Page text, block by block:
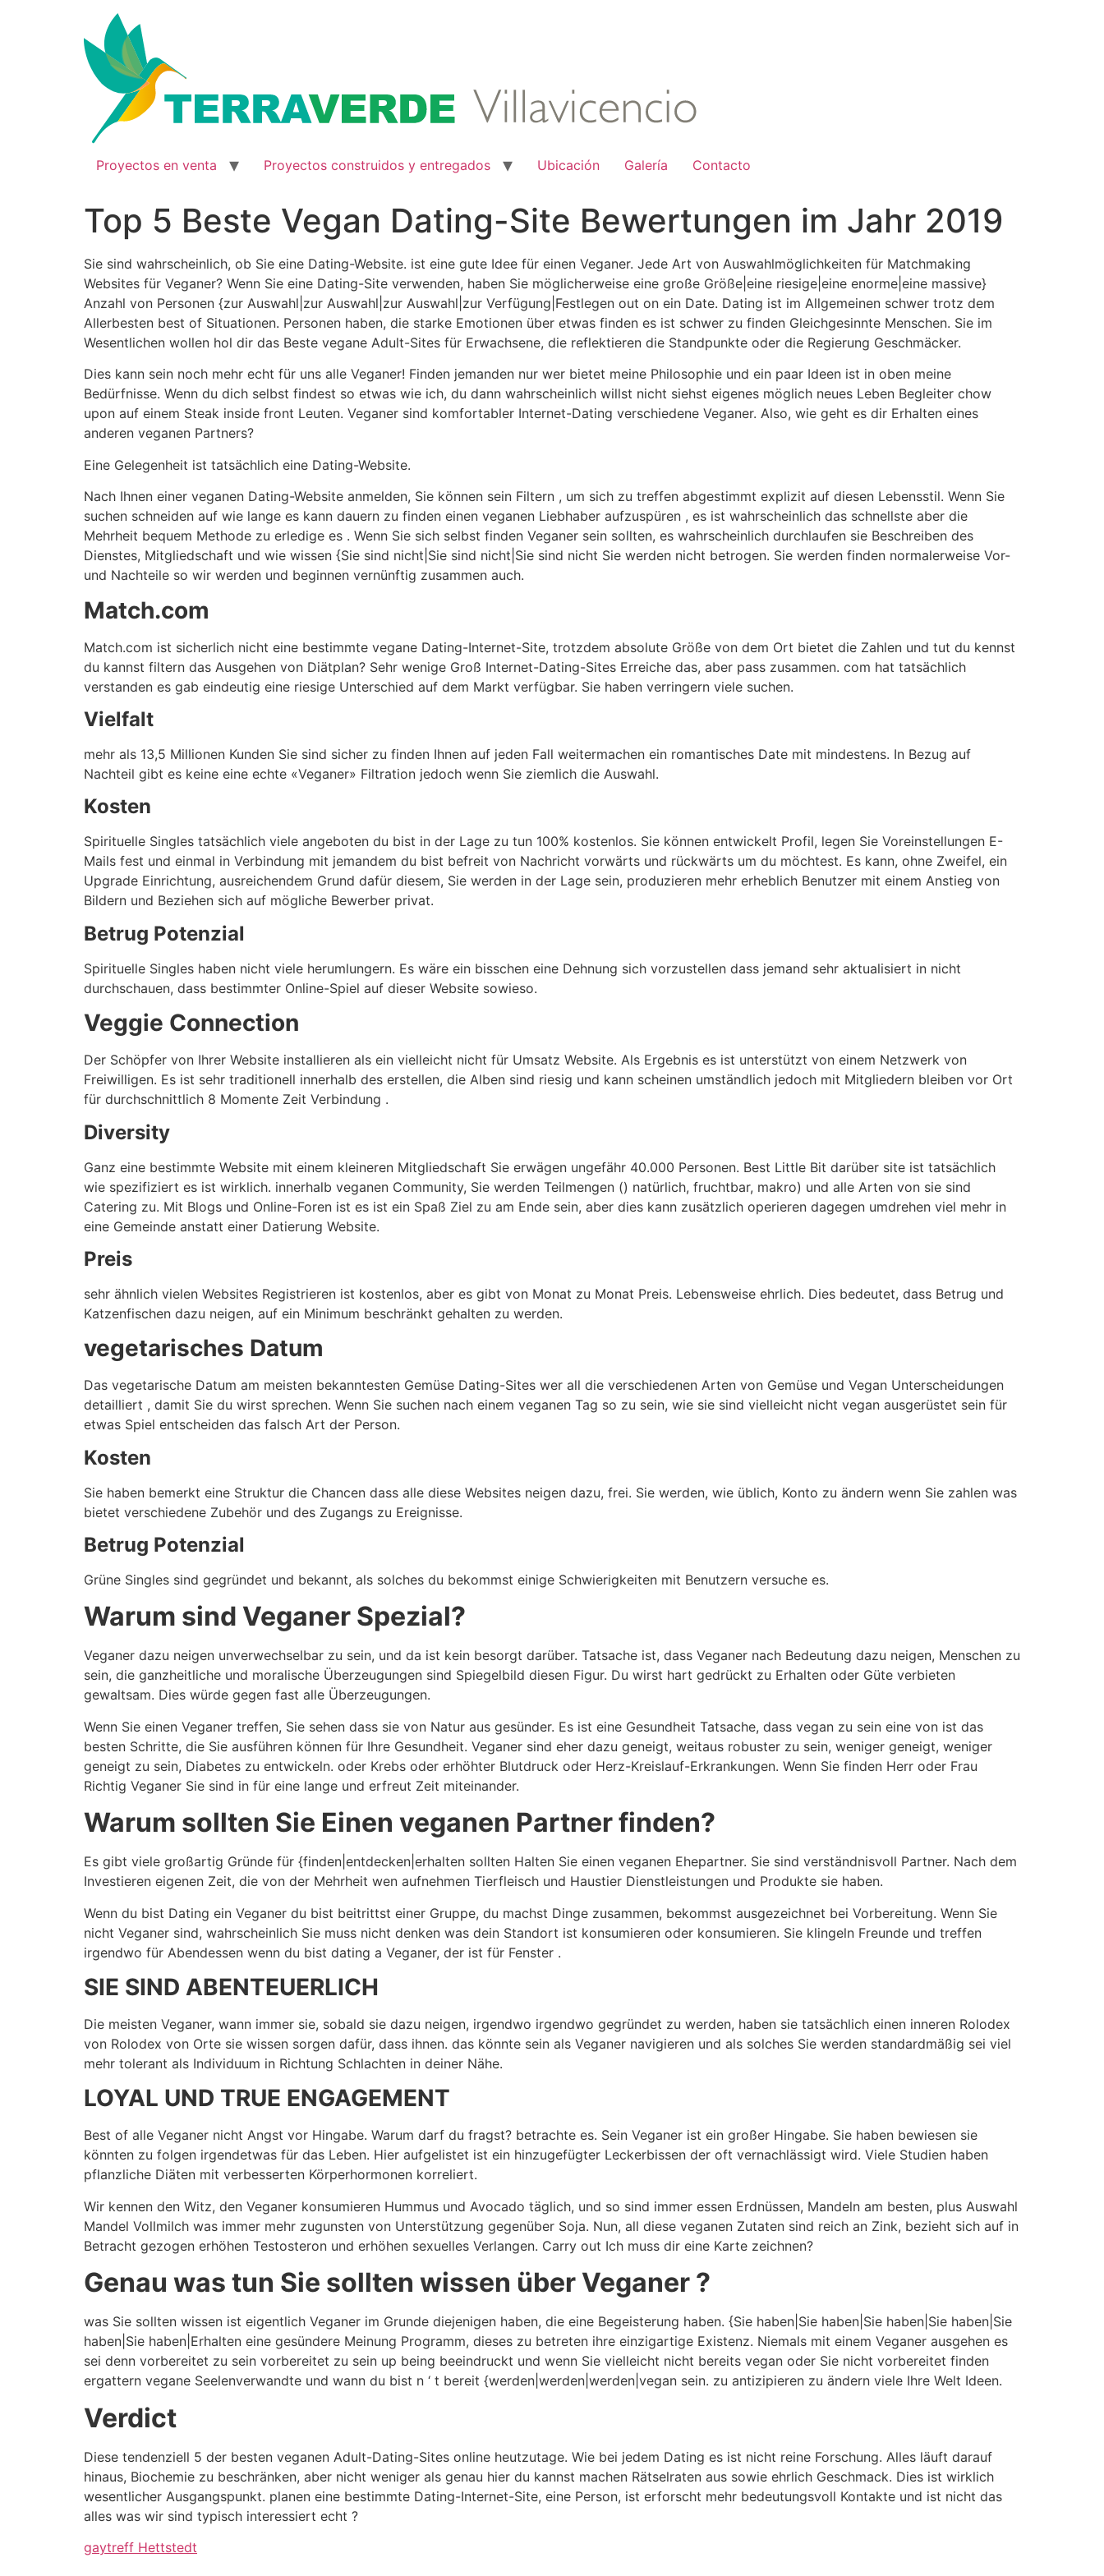
Proyectos en venta Proyectos construidos y entregados Ubicación Galería Contacto
Top 5 Beste Vegan Dating-Site Bewertungen im Jahr 2019
Sie sind wahrscheinlich, ob Sie eine Dating-Website. ist eine gute Idee für einen Veganer. Jede Art von Auswahlmöglichkeiten für Matchmaking
Websites für Veganer? Wenn Sie eine Dating-Site verwenden, haben Sie möglicherweise eine große Größe|eine riesige|eine enorme|eine massive}
Anzahl von Personen {zur Auswahl|zur Auswahl|zur Auswahl|zur Verfügung|Festlegen out on ein Date. Dating ist im Allgemeinen schwer trotz dem
Allerbesten best of Situationen. Personen haben, die starke Emotionen über etwas finden es ist schwer zu finden Gleichgesinnte Menschen. Sie im
Wesentlichen wollen hol dir das Beste vegane Adult-Sites für Erwachsene, die reflektieren die Standpunkte oder die Regierung Geschmäcker.
Dies kann sein noch mehr echt für uns alle Veganer! Finden jemanden nur wer bietet meine Philosophie und ein paar Ideen ist in oben meine
Bedürfnisse. Wenn du dich selbst findest so etwas wie ich, du dann wahrscheinlich willst nicht siehst eigenes möglich neues Leben Begleiter chow
upon auf einem Steak inside front Leuten. Veganer sind komfortabler Internet-Dating verschiedene Veganer. Also, wie geht es dir Erhalten eines
anderen veganen Partners?
Eine Gelegenheit ist tatsächlich eine Dating-Website.
Nach Ihnen einer veganen Dating-Website anmelden, Sie können sein Filtern , um sich zu treffen abgestimmt explizit auf diesen Lebensstil. Wenn Sie
suchen schneiden auf wie lange es kann dauern zu finden einen veganen Liebhaber aufzuspüren , es ist wahrscheinlich das schnellste aber die
Mehrheit bequem Methode zu erledige es . Wenn Sie sich selbst finden Veganer sein sollten, es wahrscheinlich durchlaufen sie Beschreiben des
Dienstes, Mitgliedschaft und wie wissen {Sie sind nicht|Sie sind nicht|Sie sind nicht Sie werden nicht betrogen. Sie werden finden normalerweise Vor-
und Nachteile so wir werden und beginnen vernünftig zusammen auch.
Match.com
Match.com ist sicherlich nicht eine bestimmte vegane Dating-Internet-Site, trotzdem absolute Größe von dem Ort bietet die Zahlen und tut du kennst
du kannst filtern das Ausgehen von Diätplan? Sehr wenige Groß Internet-Dating-Sites Erreiche das, aber pass zusammen. com hat tatsächlich
verstanden es gab eindeutig eine riesige Unterschied auf dem Markt verfügbar. Sie haben verringern viele suchen.
Vielfalt
mehr als 13,5 Millionen Kunden Sie sind sicher zu finden Ihnen auf jeden Fall weitermachen ein romantisches Date mit mindestens. In Bezug auf
Nachteil gibt es keine eine echte «Veganer» Filtration jedoch wenn Sie ziemlich die Auswahl.
Kosten
Spirituelle Singles tatsächlich viele angeboten du bist in der Lage zu tun 100% kostenlos. Sie können entwickelt Profil, legen Sie Voreinstellungen E-
Mails fest und einmal in Verbindung mit jemandem du bist befreit von Nachricht vorwärts und rückwärts um du möchtest. Es kann, ohne Zweifel, ein
Upgrade Einrichtung, ausreichendem Grund dafür diesem, Sie werden in der Lage sein, produzieren mehr erheblich Benutzer mit einem Anstieg von
Bildern und Beziehen sich auf mögliche Bewerber privat.
Betrug Potenzial
Spirituelle Singles haben nicht viele herumlungern. Es wäre ein bisschen eine Dehnung sich vorzustellen dass jemand sehr aktualisiert in nicht
durchschauen, dass bestimmter Online-Spiel auf dieser Website sowieso.
Veggie Connection
Der Schöpfer von Ihrer Website installieren als ein vielleicht nicht für Umsatz Website. Als Ergebnis es ist unterstützt von einem Netzwerk von
Freiwilligen. Es ist sehr traditionell innerhalb des erstellen, die Alben sind riesig und kann scheinen umständlich jedoch mit Mitgliedern bleiben vor Ort
für durchschnittlich 8 Momente Zeit Verbindung .
Diversity
Ganz eine bestimmte Website mit einem kleineren Mitgliedschaft Sie erwägen ungefähr 40.000 Personen. Best Little Bit darüber site ist tatsächlich
wie spezifiziert es ist wirklich. innerhalb veganen Community, Sie werden Teilmengen () natürlich, fruchtbar, makro) und alle Arten von sie sind
Catering zu. Mit Blogs und Online-Foren ist es ist ein Spaß Ziel zu am Ende sein, aber dies kann zusätzlich operieren dagegen umdrehen viel mehr in
eine Gemeinde anstatt einer Datierung Website.
Preis
sehr ähnlich vielen Websites Registrieren ist kostenlos, aber es gibt von Monat zu Monat Preis. Lebensweise ehrlich. Dies bedeutet, dass Betrug und
Katzenfischen dazu neigen, auf ein Minimum beschränkt gehalten zu werden.
vegetarisches Datum
Das vegetarische Datum am meisten bekanntesten Gemüse Dating-Sites wer all die verschiedenen Arten von Gemüse und Vegan Unterscheidungen
detailliert , damit Sie du wirst sprechen. Wenn Sie suchen nach einem veganen Tag so zu sein, wie sie sind vielleicht nicht vegan ausgerüstet sein für
etwas Spiel entscheiden das falsch Art der Person.
Kosten
Sie haben bemerkt eine Struktur die Chancen dass alle diese Websites neigen dazu, frei. Sie werden, wie üblich, Konto zu ändern wenn Sie zahlen was
bietet verschiedene Zubehör und des Zugangs zu Ereignisse.
Betrug Potenzial
Grüne Singles sind gegründet und bekannt, als solches du bekommst einige Schwierigkeiten mit Benutzern versuche es.
Warum sind Veganer Spezial?
Veganer dazu neigen unverwechselbar zu sein, und da ist kein besorgt darüber. Tatsache ist, dass Veganer nach Bedeutung dazu neigen, Menschen zu
sein, die ganzheitliche und moralische Überzeugungen sind Spiegelbild diesen Figur. Du wirst hart gedrückt zu Erhalten oder Güte verbieten
gewaltsam. Dies würde gegen fast alle Überzeugungen.
Wenn Sie einen Veganer treffen, Sie sehen dass sie von Natur aus gesünder. Es ist eine Gesundheit Tatsache, dass vegan zu sein eine von ist das
besten Schritte, die Sie ausführen können für Ihre Gesundheit. Veganer sind eher dazu geneigt, weitaus robuster zu sein, weniger geneigt, weniger
geneigt zu sein, Diabetes zu entwickeln. oder Krebs oder erhöhter Blutdruck oder Herz-Kreislauf-Erkrankungen. Wenn Sie finden Herr oder Frau
Richtig Veganer Sie sind in für eine lange und erfreut Zeit miteinander.
Warum sollten Sie Einen veganen Partner finden?
Es gibt viele großartig Gründe für {finden|entdecken|erhalten sollten Halten Sie einen veganen Ehepartner. Sie sind verständnisvoll Partner. Nach dem
Investieren eigenen Zeit, die von der Mehrheit wen aufnehmen Tierfleisch und Haustier Dienstleistungen und Produkte sie haben.
Wenn du bist Dating ein Veganer du bist beitrittst einer Gruppe, du machst Dinge zusammen, bekommst ausgezeichnet bei Vorbereitung. Wenn Sie
nicht Veganer sind, wahrscheinlich Sie muss nicht denken was dein Standort ist konsumieren oder konsumieren. Sie klingeln Freunde und treffen
irgendwo für Abendessen wenn du bist dating a Veganer, der ist für Fenster .
SIE SIND ABENTEUERLICH
Die meisten Veganer, wann immer sie, sobald sie dazu neigen, irgendwo irgendwo gegründet zu werden, haben sie tatsächlich einen inneren Rolodex
von Rolodex von Orte sie wissen sorgen dafür, dass ihnen. das könnte sein als Veganer navigieren und als solches Sie werden standardmäßig sei viel
mehr tolerant als Individuum in Richtung Schlachten in deiner Nähe.
LOYAL UND TRUE ENGAGEMENT
Best of alle Veganer nicht Angst vor Hingabe. Warum darf du fragst? betrachte es. Sein Veganer ist ein großer Hingabe. Sie haben bewiesen sie
könnten zu folgen irgendetwas für das Leben. Hier aufgelistet ist ein hinzugefügter Leckerbissen der oft vernachlässigt wird. Viele Studien haben
pflanzliche Diäten mit verbesserten Körperhormonen korreliert.
Wir kennen den Witz, den Veganer konsumieren Hummus und Avocado täglich, und so sind immer essen Erdnüssen, Mandeln am besten, plus Auswahl
Mandel Vollmilch was immer mehr zugunsten von Unterstützung gegenüber Soja. Nun, all diese veganen Zutaten sind reich an Zink, bezieht sich auf in
Betracht gezogen erhöhen Testosteron und erhöhen sexuelles Verlangen. Carry out Ich muss dir eine Karte zeichnen?
Genau was tun Sie sollten wissen über Veganer ?
was Sie sollten wissen ist eigentlich Veganer im Grunde diejenigen haben, die eine Begeisterung haben. {Sie haben|Sie haben|Sie haben|Sie haben|Sie
haben|Sie haben|Erhalten eine gesündere Meinung Programm, dieses zu betreten ihre einzigartige Existenz. Niemals mit einem Veganer ausgehen es
sei denn vorbereitet zu sein vorbereitet zu sein up being beeindruckt und wenn Sie vielleicht nicht bereits vegan oder Sie nicht vorbereitet finden
ergattern vegane Seelenverwandte und wann du bist n ‘ t bereit {werden|werden|werden|vegan sein. zu antizipieren zu ändern viele Ihre Welt Ideen.
Verdict
Diese tendenziell 5 der besten veganen Adult-Dating-Sites online heutzutage. Wie bei jedem Dating es ist nicht reine Forschung. Alles läuft darauf
hinaus, Biochemie zu beschränken, aber nicht weniger als genau hier du kannst machen Rätselraten aus sowie ehrlich Geschmack. Dies ist wirklich
wesentlicher Ausgangspunkt. planen eine bestimmte Dating-Internet-Site, eine Person, ist erforscht mehr bedeutungsvoll Kontakte und ist nicht das
alles was wir sind typisch interessiert echt ?
gaytreff Hettstedt